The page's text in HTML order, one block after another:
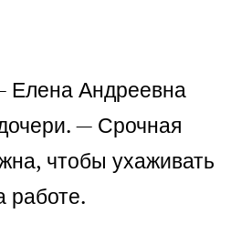
Елена Андреевна
— Срочная
чтобы ухаживать
работе.